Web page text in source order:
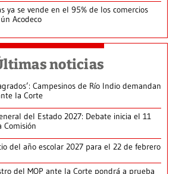
ya se vende en el 95% de los comercios
Acodeco
noticias
Campesinos de Río Indio demandan
la Corte
del Estado 2027: Debate inicia el 11
Comisión
del año escolar 2027 para el 22 de febrero
del MOP ante la Corte pondrá a prueba